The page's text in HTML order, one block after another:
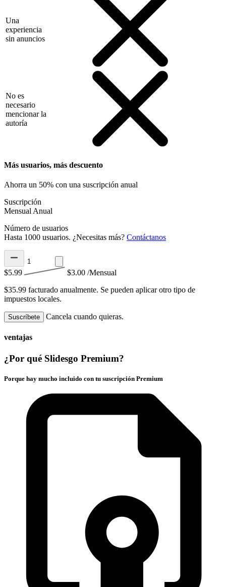
Una
experiencia
sin anuncios
No es
necesario
mencionar la
autoría
Más usuarios, más descuento
Ahorra un 50% con una suscripción anual
Suscripción
Mensual Anual
Número de usuarios
Hasta 1000 usuarios. ¿Necesitas más? Contáctanos
$5.99 $3.00 /Mensual
$35.99 facturado anualmente. Se pueden aplicar otro tipo de
impuestos locales.
Suscríbete Cancela cuando quieras.
ventajas
¿Por qué Slidesgo Premium?
Porque hay mucho incluido con tu suscripción Premium